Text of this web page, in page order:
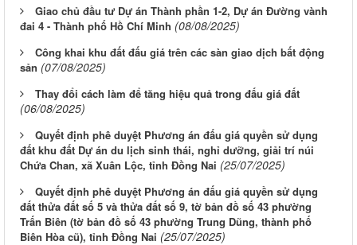
Giao chủ đầu tư Dự án Thành phần 1-2, Dự án Đường vành
đai 4 - Thành phố Hồ Chí Minh (08/08/2025)
Công khai khu đất đấu giá trên các sàn giao dịch bất động
sản (07/08/2025)
Thay đổi cách làm để tăng hiệu quả trong đấu giá đất
(06/08/2025)
Quyết định phê duyệt Phương án đấu giá quyền sử dụng
đất khu đất Dự án du lịch sinh thái, nghỉ dưỡng, giải trí núi
Chứa Chan, xã Xuân Lộc, tỉnh Đồng Nai (25/07/2025)
Quyết định phê duyệt Phương án đấu giá quyền sử dụng
đất thửa đất số 5 và thửa đất số 9, tờ bản đồ số 43 phường
Trấn Biên (tờ bản đồ số 43 phường Trung Dũng, thành phố
Biên Hòa cũ), tỉnh Đồng Nai (25/07/2025)